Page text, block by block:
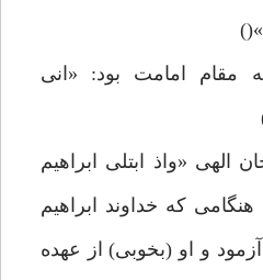
به مقام امامت بود: «انى
الهى «واذ ابتلى ابراهيم
كه خداوند ابراهيم
و او (بخوبى) از عهده